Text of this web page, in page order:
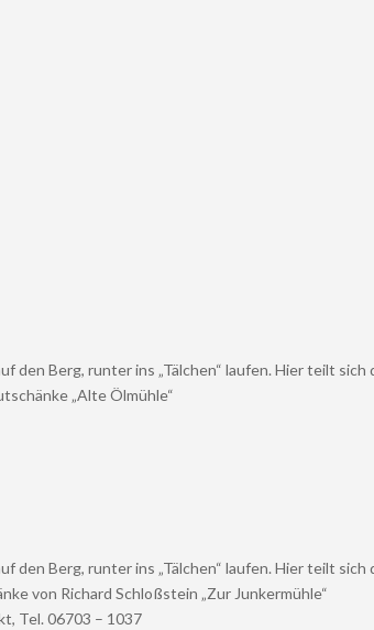
Berg, runter ins „Tälchen“ laufen. Hier teilt sich
„Alte Ölmühle“
Berg, runter ins „Tälchen“ laufen. Hier teilt sich
von Richard Schloßstein „Zur Junkermühle“
Tel. 06703 – 1037